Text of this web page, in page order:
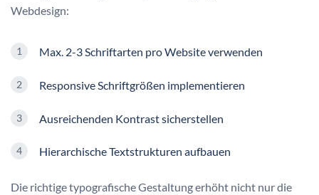
Webdesign:
Max. 2-3 Schriftarten pro Website verwenden
Responsive Schriftgrößen implementieren
Ausreichenden Kontrast sicherstellen
Hierarchische Textstrukturen aufbauen
Die richtige typografische Gestaltung erhöht nicht nur die